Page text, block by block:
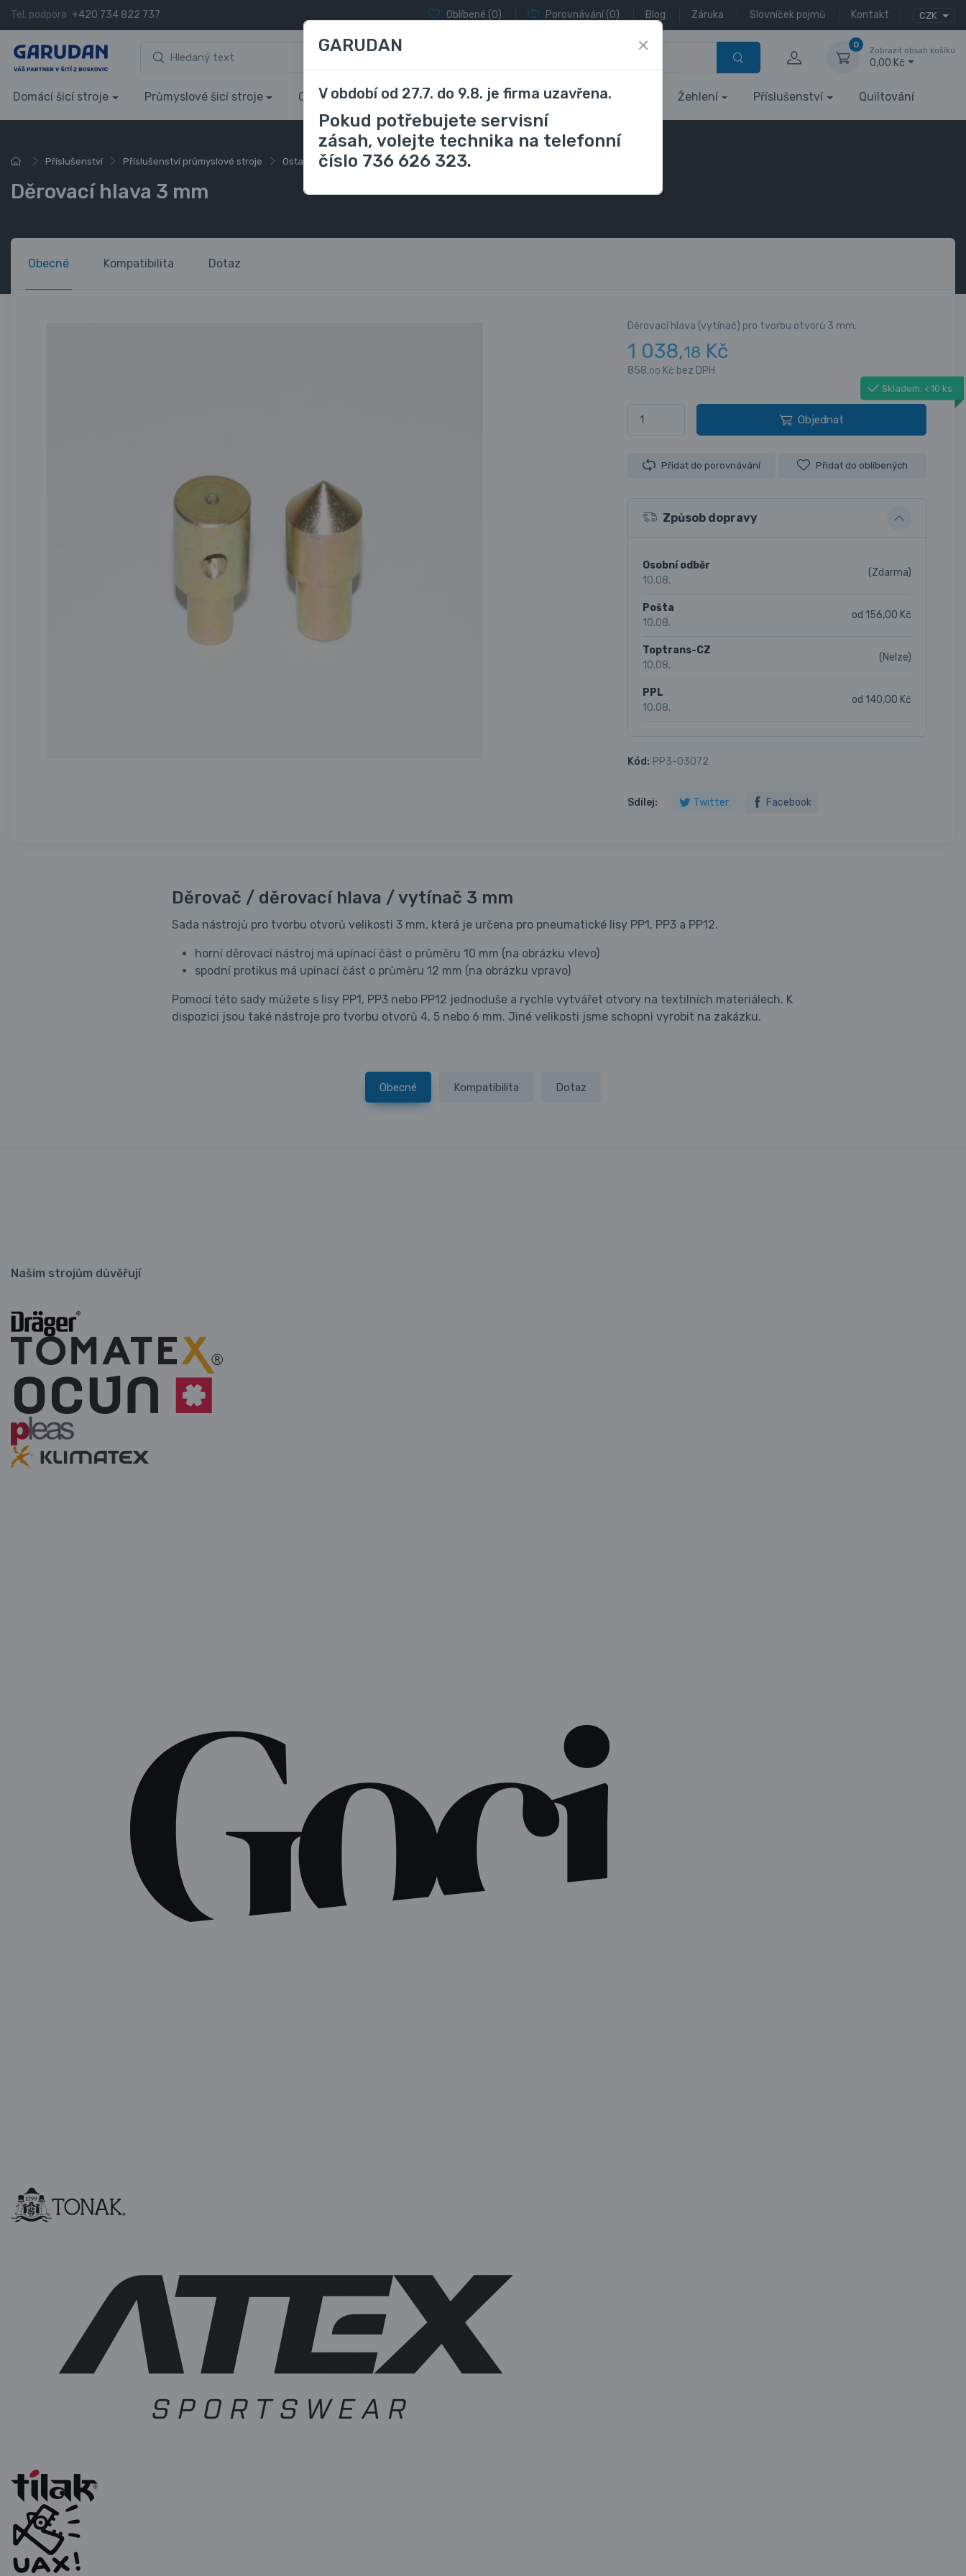
Tel. podpora +420 734 822 737 Oblíbené (0) Porovnávání(0) Blog Záruka Slovníček pojmů Kontakt CZK
0
Zobrazit obsah košíku
0,00 Kč
Domácí šicí stroje Průmyslové šicí stroje Overlocky a coverlocky Vyšívací stroje Stříhání a řezání Žehlení Příslušenství Quiltování
Příslušenství Příslušenství průmyslové stroje Ostatní Děrovací hlava 3 mm
Děrovací hlava 3 mm
Obecné Kompatibilita Dotaz
Děrovací hlava (vytínač) pro tvorbu otvorů 3 mm.
1 038,18 Kč
858,00 Kč bez DPH
Skladem: < 10 ks
Objednat
Přidat do porovnávání Přidat do oblíbených
Způsob dopravy
Osobní odběr
10.08.
(Zdarma)
Pošta
10.08.
od 156,00 Kč
Toptrans-CZ
10.08.
(Nelze)
PPL
10.08.
od 140,00 Kč
Kód: PP3-03072
Sdílej: Twitter Facebook
Děrovač / děrovací hlava / vytínač 3 mm
Sada nástrojů pro tvorbu otvorů velikosti 3 mm, která je určena pro pneumatické lisy PP1, PP3 a PP12.
horní děrovací nástroj má upínací část o průměru 10 mm (na obrázku vlevo)
spodní protikus má upínací část o průměru 12 mm (na obrázku vpravo)
Pomocí této sady můžete s lisy PP1, PP3 nebo PP12 jednoduše a rychle vytvářet otvory na textilních materiálech. K
dispozici jsou také nástroje pro tvorbu otvorů 4, 5 nebo 6 mm. Jiné velikosti jsme schopni vyrobit na zakázku.
Obecné Kompatibilita Dotaz
Našim strojům důvěřují
GARUDAN
V období od 27.7. do 9.8. je firma uzavřena.
Pokud potřebujete servisní
zásah, volejte technika na telefonní
číslo 736 626 323.